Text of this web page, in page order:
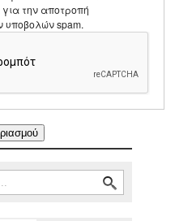
την αποτροπή
υποβολών spam.